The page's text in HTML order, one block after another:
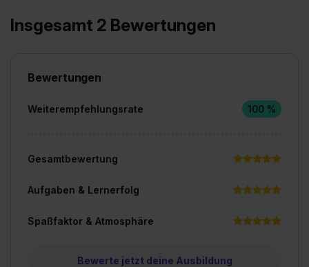
Insgesamt 2 Bewertungen
Bewertungen
Weiterempfehlungsrate 100 %
Gesamtbewertung
Aufgaben & Lernerfolg
Spaßfaktor & Atmosphäre
Bewerte jetzt deine Ausbildung